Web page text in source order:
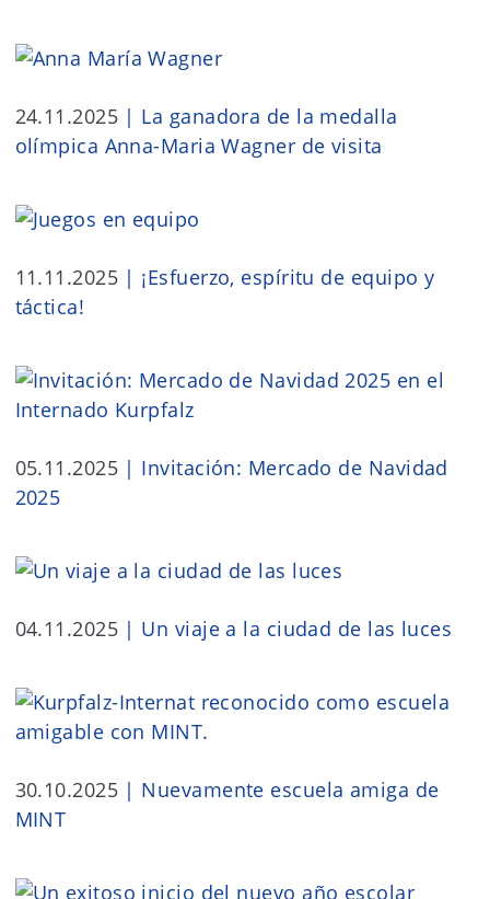
24.11.2025 | La ganadora de la medalla
olímpica Anna-Maria Wagner de visita
11.11.2025 | ¡Esfuerzo, espíritu de equipo y
táctica!
05.11.2025 | Invitación: Mercado de Navidad
2025
04.11.2025 | Un viaje a la ciudad de las luces
30.10.2025 | Nuevamente escuela amiga de
MINT